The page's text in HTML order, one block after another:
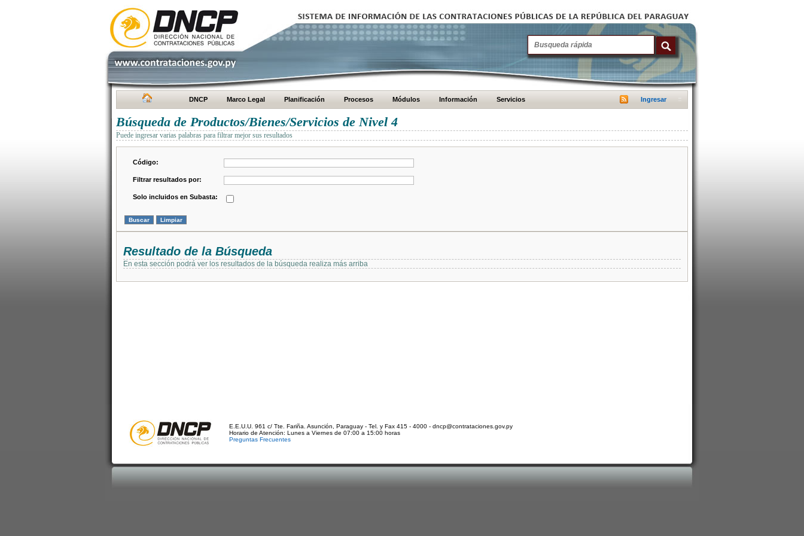
DNCP Marco Legal Planificación Procesos Módulos Información Servicios Ingresar
Búsqueda de Productos/Bienes/Servicios de Nivel 4
Puede ingresar varias palabras para filtrar mejor sus resultados
Código:
Filtrar resultados por:
Solo incluidos en Subasta:
Resultado de la Búsqueda
En esta sección podrá ver los resultados de la búsqueda realiza más arriba
E.E.U.U. 961 c/ Tte. Fariña. Asunción, Paraguay - Tel. y Fax 415 - 4000 - dncp@contrataciones.gov.py
Horario de Atención: Lunes a Viernes de 07:00 a 15:00 horas
Preguntas Frecuentes